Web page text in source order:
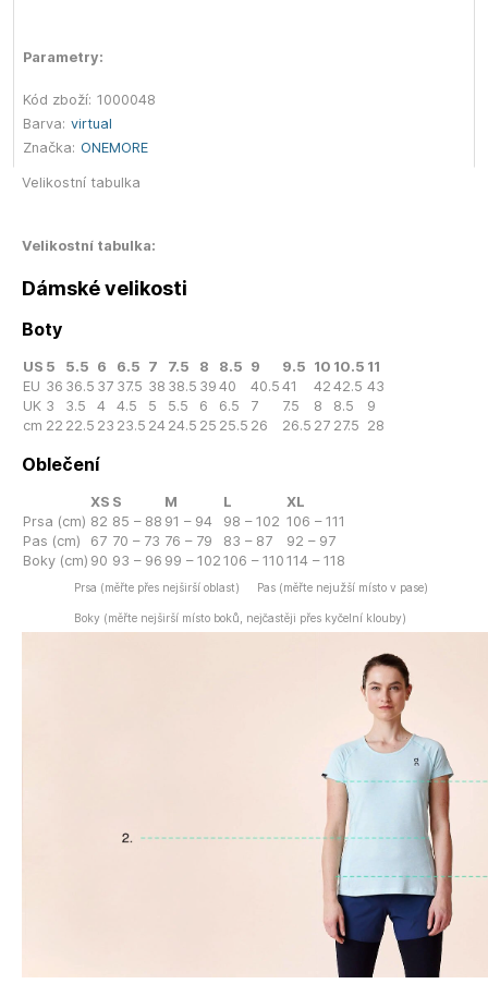
Parametry:
Kód zboží: 1000048
Barva: virtual
Značka: ONEMORE
Velikostní tabulka
Velikostní tabulka:
Dámské velikosti
Boty
US 5 5.5 6 6.5 7 7.5 8 8.5 9 9.5 10 10.5 11
EU 36 36.5 37 37.5 38 38.5 39 40 40.5 41 42 42.5 43
UK 3 3.5 4 4.5 5 5.5 6 6.5 7 7.5 8 8.5
9
cm 22 22.5 23 23.5 24 24.5 25 25.5 26 26.5 27 27.5 28
Oblečení
XS S M L
XL
Prsa (cm) 82 85 – 88 91 – 94 98 – 102 106 – 111
Pas (cm)
67 70 – 73 76 – 79 83 – 87
92 – 97
Boky (cm) 90 93 – 96 99 – 102 106 – 110 114 – 118
Prsa (měřte přes nejširší oblast) Pas (měřte nejužší místo v pase)
Boky (měřte nejširší místo boků, nejčastěji přes kyčelní klouby)